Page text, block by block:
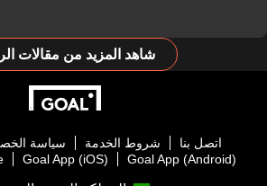
شاهد المزيد من مقالات
اتصل بنا شروط الخدمة سياسة
Goal App (Android)
Goal App (iOS)